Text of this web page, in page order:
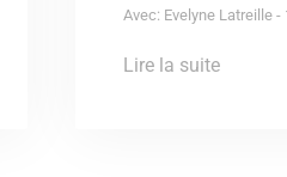
Avec: Evelyne Latreille
Lire la suite